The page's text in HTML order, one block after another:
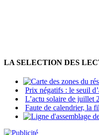
LA SELECTION DES
Prix négatifs : le seuil
L’actu solaire de juillet
Faute de calendrier, la